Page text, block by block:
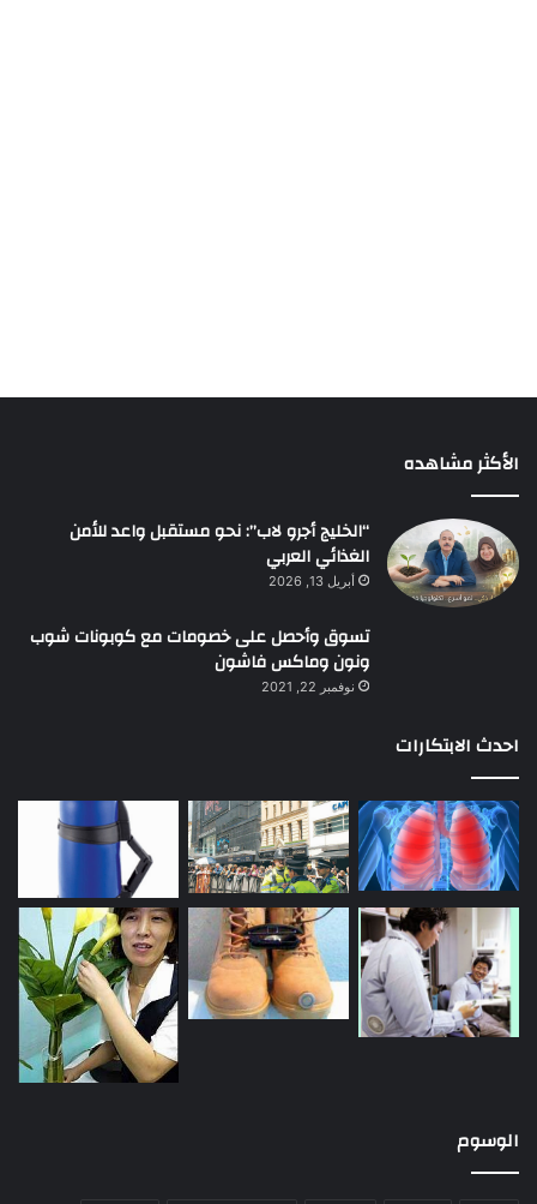
الأكثر مشاهده
“الخليج أجرو لاب”: نحو مستقبل واعد للأمن
الغذائي العربي
أبريل 13, 2026
تسوق وأحصل على خصومات مع كوبونات شوب
ونون وماكس فاشون
نوفمبر 22, 2021
احدث الابتكارات
الوسوم